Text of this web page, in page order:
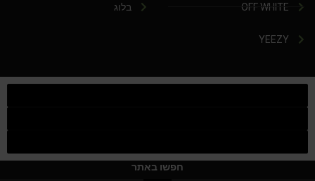
OFF WHITE
YEEZY
בלוג
חפשו באתר